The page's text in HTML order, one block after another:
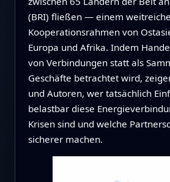
(BRI) fließen — einem
Kooperationsrahmen von
Europa und Afrika. Indem
von Verbindungen statt als
Geschäfte betrachtet wird,
und Autoren, wer tatsächlich
belastbar diese
Krisen sind und welche
sicherer machen.